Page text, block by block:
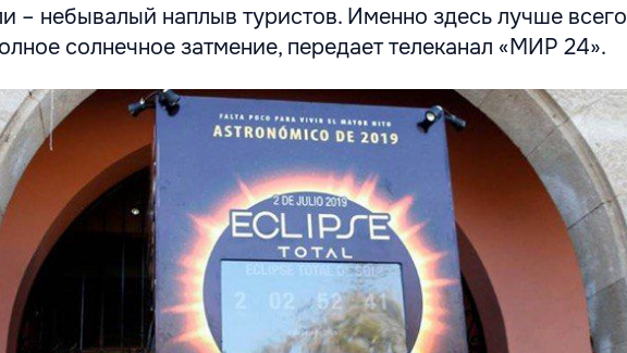
– небывалый наплыв туристов. Именно здесь лучше всего
солнечное затмение, передает телеканал «МИР 24».